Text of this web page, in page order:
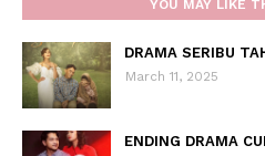
YOU MAY LIKE
DRAMA SERIBU
March 11, 2025
ENDING DRAMA